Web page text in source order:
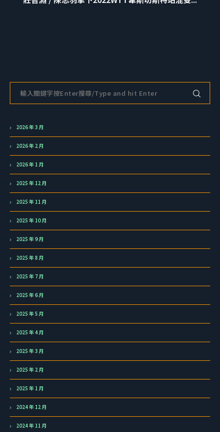
2026 年 3 月
2026 年 2 月
2026 年 1 月
2025 年 12 月
2025 年 11 月
2025 年 10 月
2025 年 9 月
2025 年 8 月
2025 年 7 月
2025 年 6 月
2025 年 5 月
2025 年 4 月
2025 年 3 月
2025 年 2 月
2025 年 1 月
2024 年 12 月
2024 年 11 月